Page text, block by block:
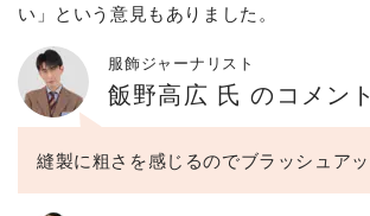
い」という意見もありました。
服飾ジャーナリスト
飯野高広 氏 のコメント
縫製に粗さを感じるのでブラッシュアッ